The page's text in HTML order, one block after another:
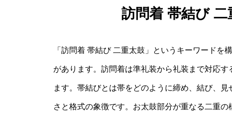
訪問着 帯結び
「訪問着 帯結び 二重太鼓」というキーワード
があります。訪問着は準礼装から礼装まで対応
ます。帯結びとは帯をどのように締め、結び、
さと格式の象徴です。お太鼓部分が重なる二重